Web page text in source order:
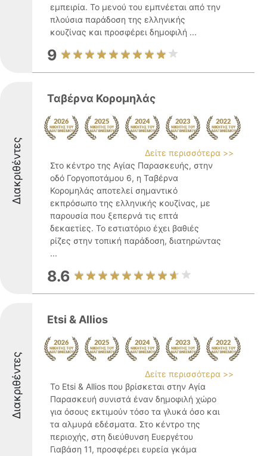
εμπειρία. Το μενού του εμπνέεται από την
πλούσια παράδοση της ελληνικής
κουζίνας και προσφέρει δημοφιλή ...
9
Διακριθέντες
Ταβέρνα Κορομηλάς
Δείτε περισσότερα >>
Στο κέντρο της Αγίας Παρασκευής, στην
οδό Γοργοποτάμου 6, η Ταβέρνα
Κορομηλάς αποτελεί σημαντικό
εκπρόσωπο της ελληνικής κουζίνας, με
παρουσία που ξεπερνά τις επτά
δεκαετίες. Το εστιατόριο έχει βαθιές
ρίζες στην τοπική παράδοση, διατηρώντας
...
8.6
Διακριθέντες
Etsi & Allios
Δείτε περισσότερα >>
Το Etsi & Allios που βρίσκεται στην Αγία
Παρασκευή συνιστά έναν δημοφιλή χώρο
για όσους εκτιμούν τόσο τα γλυκά όσο και
τα αλμυρά εδέσματα. Στο κέντρο της
περιοχής, στη διεύθυνση Ευεργέτου
Γιαβάση 11, προσφέρει ευρεία γκάμα